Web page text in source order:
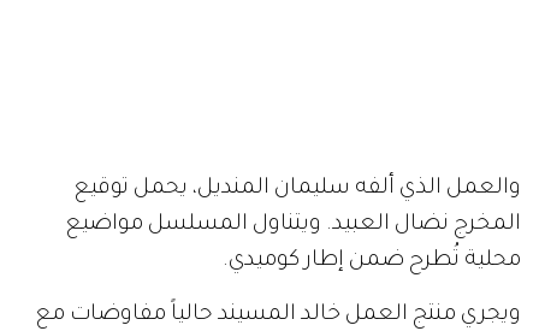
والعمل الذي ألفه سليمان المنديل، يحمل توقيع
المخرج نضال العبيد. ويتناول المسلسل مواضيع
محلية تُطرح ضمن إطار كوميدي.
ويجري منتج العمل خالد المسيند حالياً مفاوضات مع